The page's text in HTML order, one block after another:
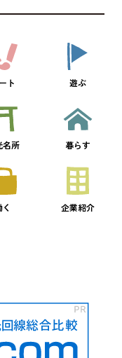
ト 遊ぶ
名所 暮らす
企業紹介